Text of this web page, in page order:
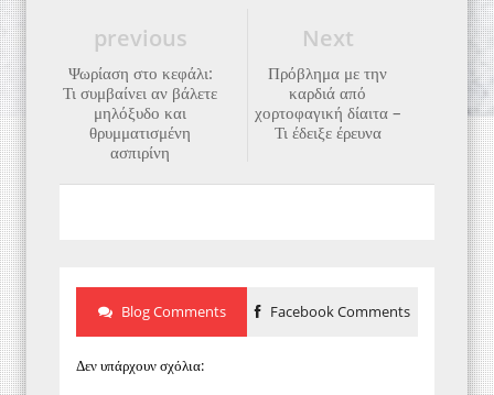
Next
Πρόβλημα με την
καρδιά από
χορτοφαγική δίαιτα –
Τι έδειξε έρευνα
previous
Ψωρίαση στο κεφάλι:
Τι συμβαίνει αν βάλετε
μηλόξυδο και
θρυμματισμένη
ασπιρίνη
Blog Comments Facebook Comments
Δεν υπάρχουν σχόλια: